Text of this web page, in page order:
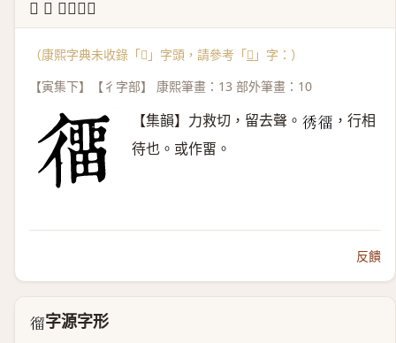
↳ 𢔲 康熙字典
（康熙字典未收錄「𢕍」字頭，請參考「𢔲 」字：）
【寅集下】【彳字部】 康熙筆畫：13 部外筆畫：10
【集韻】力救切，留去聲。 𢓵 𢔲
，行相
待也。或作畱。
反饋
𢕍 字源字形